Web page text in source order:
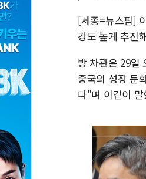
[세종=뉴스핌]
강도 높게 추진
방 차관은 29일
중국의 성장 둔
다"며 이같이 말